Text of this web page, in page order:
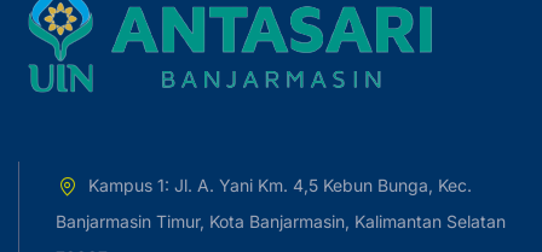
Kampus 1: Jl. A. Yani Km. 4,5 Kebun Bunga, Kec.
Banjarmasin Timur, Kota Banjarmasin, Kalimantan Selatan